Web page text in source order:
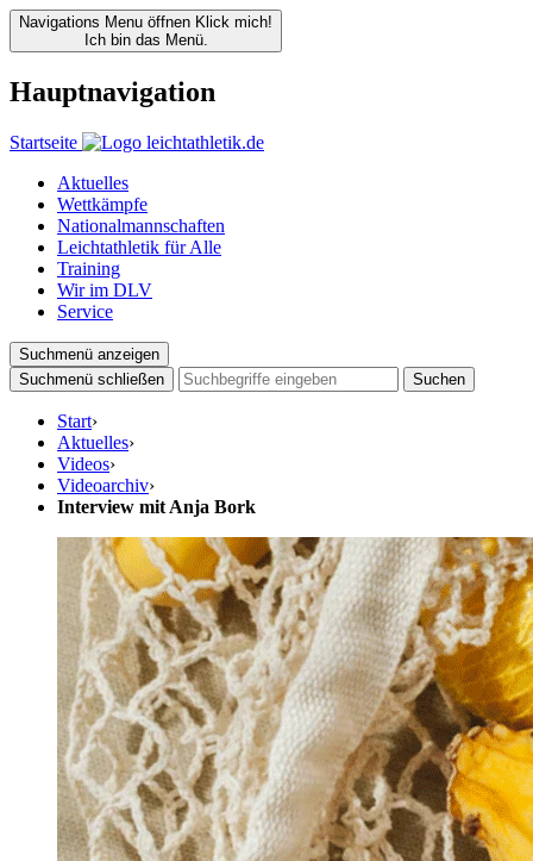
Navigations Menu öffnen Klick mich!
Ich bin das Menü.
Hauptnavigation
Startseite
Aktuelles
Wettkämpfe
Nationalmannschaften
Leichtathletik für Alle
Training
Wir im DLV
Service
Suchmenü anzeigen
Suchmenü schließen
Suchen
Start›
Aktuelles›
Videos›
Videoarchiv›
Interview mit Anja Bork